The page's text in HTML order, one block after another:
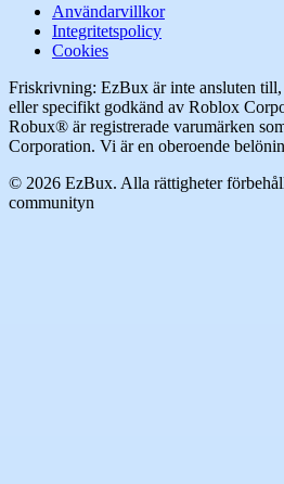
Användarvillkor
Integritetspolicy
Cookies
Friskrivning: EzBux är inte ansluten till,
eller specifikt godkänd av Roblox
Robux® är registrerade varumärken
Corporation. Vi är en oberoende
© 2026 EzBux. Alla rättigheter
communityn